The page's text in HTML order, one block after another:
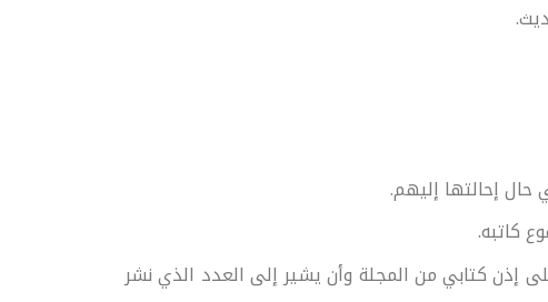
حال إحالتها إليهم.
كاتبه.
إذن كتابي من المجلة وأن يشير إلى العدد الذي نشر